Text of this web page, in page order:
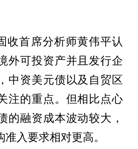
收首席分析师黄伟平认
外可投资产并且发行企
中资美元债以及自贸区
注的重点。但相比点心
的融资成本波动较大，
入要求相对更高。